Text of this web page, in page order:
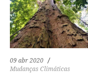
09 abr 2020
Mudanças Climáticas